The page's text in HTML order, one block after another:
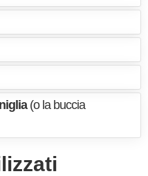
(o la buccia